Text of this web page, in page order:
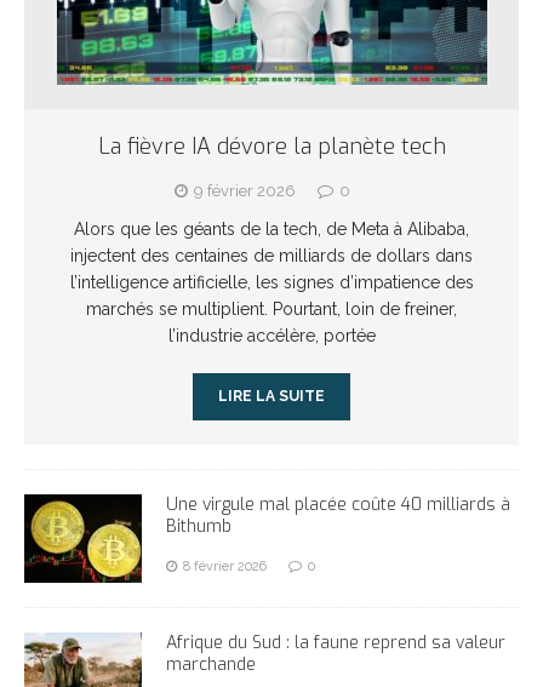
La fièvre IA dévore la planète tech
9 février 2026 0
Alors que les géants de la tech, de Meta à Alibaba,
injectent des centaines de milliards de dollars dans
l’intelligence artificielle, les signes d’impatience des
marchés se multiplient. Pourtant, loin de freiner,
l’industrie accélère, portée
LIRE LA SUITE
Une virgule mal placée coûte 40 milliards à
Bithumb
8 février 2026 0
Afrique du Sud : la faune reprend sa valeur
marchande